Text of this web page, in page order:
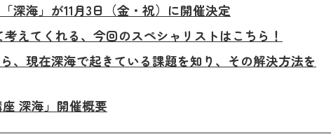
深海」が11月3日（金・祝）に開催決定
えてくれる、今回のスペシャリストはこちら！
、現在深海で起きている課題を知り、その解決方法を
深海」開催概要